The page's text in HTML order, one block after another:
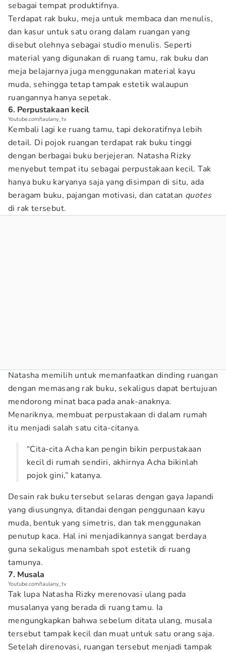
sebagai tempat produktifnya.
Terdapat rak buku, meja untuk membaca dan menulis,
dan kasur untuk satu orang dalam ruangan yang
disebut olehnya sebagai studio menulis. Seperti
material yang digunakan di ruang tamu, rak buku dan
meja belajarnya juga menggunakan material kayu
muda, sehingga tetap tampak estetik walaupun
ruangannya hanya sepetak.
6. Perpustakaan kecil
Youtube.com/taulany_tv
Kembali lagi ke ruang tamu, tapi dekoratifnya lebih
detail. Di pojok ruangan terdapat rak buku tinggi
dengan berbagai buku berjejeran. Natasha Rizky
menyebut tempat itu sebagai perpustakaan kecil. Tak
hanya buku karyanya saja yang disimpan di situ, ada
beragam buku, pajangan motivasi, dan catatan quotes
di rak tersebut.
Natasha memilih untuk memanfaatkan dinding ruangan
dengan memasang rak buku, sekaligus dapat bertujuan
mendorong minat baca pada anak-anaknya.
Menariknya, membuat perpustakaan di dalam rumah
itu menjadi salah satu cita-citanya.
“Cita-cita Acha kan pengin bikin perpustakaan
kecil di rumah sendiri, akhirnya Acha bikinlah
pojok gini,” katanya.
Desain rak buku tersebut selaras dengan gaya Japandi
yang diusungnya, ditandai dengan penggunaan kayu
muda, bentuk yang simetris, dan tak menggunakan
penutup kaca. Hal ini menjadikannya sangat berdaya
guna sekaligus menambah spot estetik di ruang
tamunya.
7. Musala
Youtube.com/taulany_tv
Tak lupa Natasha Rizky merenovasi ulang pada
musalanya yang berada di ruang tamu. Ia
mengungkapkan bahwa sebelum ditata ulang, musala
tersebut tampak kecil dan muat untuk satu orang saja.
Setelah direnovasi, ruangan tersebut menjadi tampak